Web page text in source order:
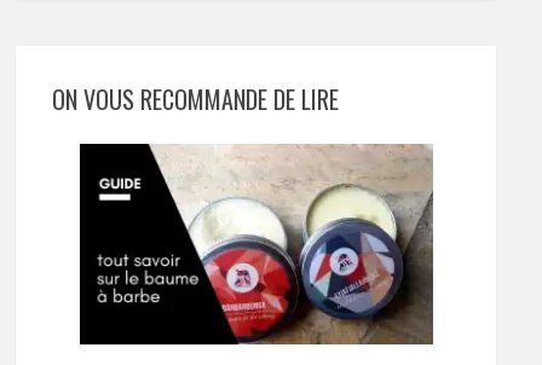
ON VOUS RECOMMANDE DE LIRE